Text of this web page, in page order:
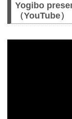
Yogibo
（YouTube）